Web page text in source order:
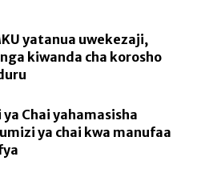
yatanua uwekezaji,
kiwanda cha korosho
ya Chai yahamasisha
ya chai kwa manufaa